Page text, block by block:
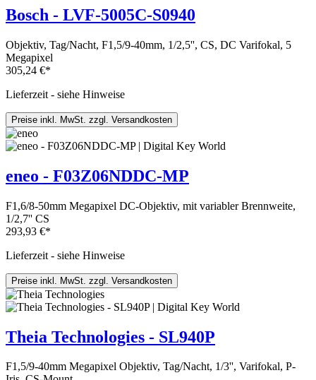
Bosch - LVF-5005C-S0940
Objektiv, Tag/Nacht, F1,5/9-40mm, 1/2,5'', CS, DC Varifokal, 5
Megapixel
305,24 €*
Lieferzeit - siehe Hinweise
Preise inkl. MwSt. zzgl. Versandkosten
eneo - F03Z06NDDC-MP
F1,6/8-50mm Megapixel DC-Objektiv, mit variabler Brennweite,
1/2,7'' CS
293,93 €*
Lieferzeit - siehe Hinweise
Preise inkl. MwSt. zzgl. Versandkosten
Theia Technologies - SL940P
F1,5/9-40mm Megapixel Objektiv, Tag/Nacht, 1/3'', Varifokal, P-